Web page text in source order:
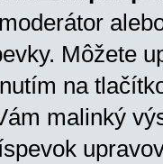
Môžete
na
malinký